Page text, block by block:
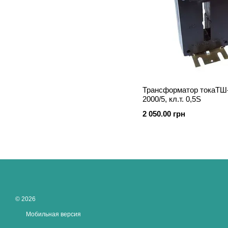
Трансформатор
2000/5, кл.т. 0,5S
2 050.00 грн
© 2026
Мобильная версия